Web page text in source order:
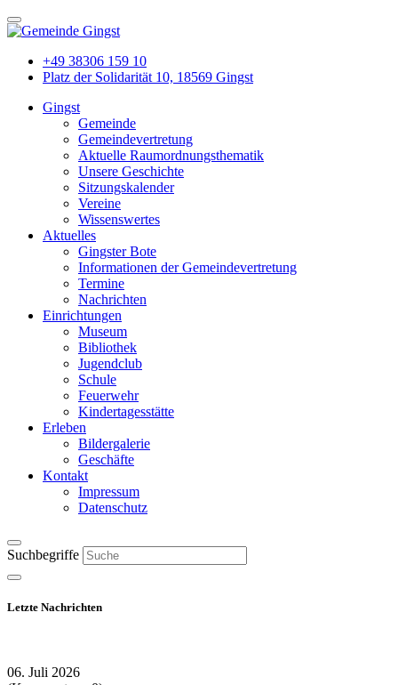
+49 38306 159 10
Platz der Solidarität 10, 18569 Gingst
Gingst
Gemeinde
Gemeindevertretung
Aktuelle Raumordnungsthematik
Unsere Geschichte
Sitzungskalender
Vereine
Wissenswertes
Aktuelles
Gingster Bote
Informationen der Gemeindevertretung
Termine
Nachrichten
Einrichtungen
Museum
Bibliothek
Jugendclub
Schule
Feuerwehr
Kindertagesstätte
Erleben
Bildergalerie
Geschäfte
Kontakt
Impressum
Datenschutz
Suchbegriffe
Letzte Nachrichten
06. Juli 2026